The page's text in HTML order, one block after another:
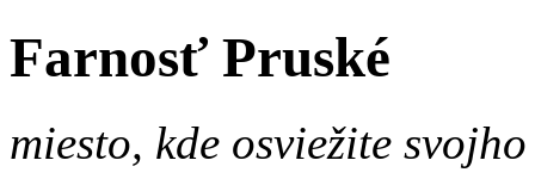
Farnosť Pruské
miesto, kde osviežite